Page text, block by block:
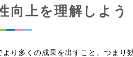
向上を理解しよう
り多くの成果を出すこと、つまり